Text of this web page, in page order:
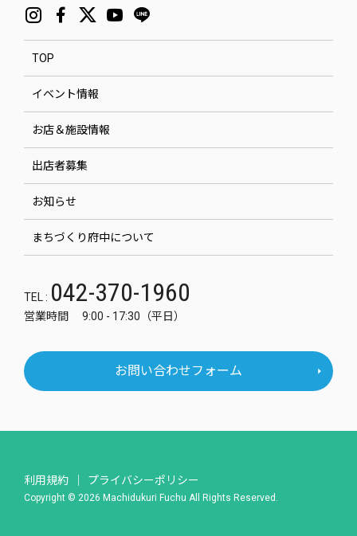
TOP
イベント情報
お店＆施設情報
出店者募集
お知らせ
まちづくり府中について
TEL : 042-370-1960
営業時間 9:00 - 17:30（平日）
お問い合わせフォーム
利用規約 プライバシーポリシー
Copyright © 2026 Machidukuri Fuchu All Rights Reserved.